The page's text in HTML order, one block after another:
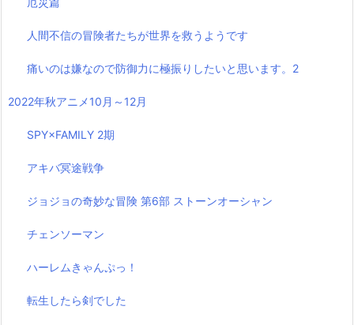
人間不信の冒険者たちが世界を救うようです
痛いのは嫌なので防御力に極振りしたいと思います。2
2022年秋アニメ10月～12月
SPY×FAMILY 2期
アキバ冥途戦争
ジョジョの奇妙な冒険 第6部 ストーンオーシャン
チェンソーマン
ハーレムきゃんぷっ！
転生したら剣でした